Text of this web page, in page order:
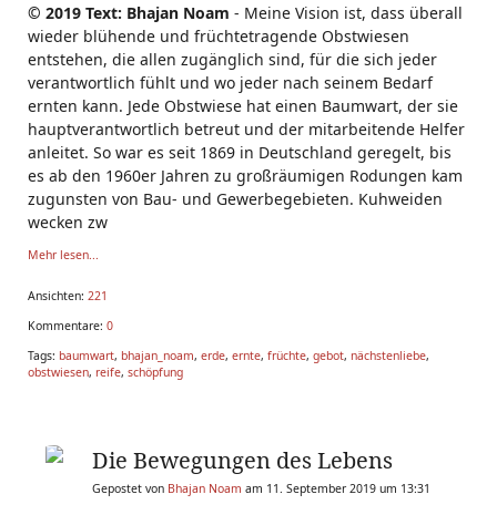
© 2019 Text: Bhajan Noam - Meine Vision ist, dass überall
wieder blühende und früchtetragende Obstwiesen
entstehen, die allen zugänglich sind, für die sich jeder
verantwortlich fühlt und wo jeder nach seinem Bedarf
ernten kann. Jede Obstwiese hat einen Baumwart, der sie
hauptverantwortlich betreut und der mitarbeitende Helfer
anleitet. So war es seit 1869 in Deutschland geregelt, bis
es ab den 1960er Jahren zu großräumigen Rodungen kam
zugunsten von Bau- und Gewerbegebieten. Kuhweiden
wecken zw
Mehr lesen...
Ansichten: 221
Kommentare: 0
Tags: baumwart, bhajan_noam, erde, ernte, früchte, gebot, nächstenliebe,
obstwiesen, reife, schöpfung
Die Bewegungen des Lebens
Gepostet von Bhajan Noam am 11. September 2019 um 13:31